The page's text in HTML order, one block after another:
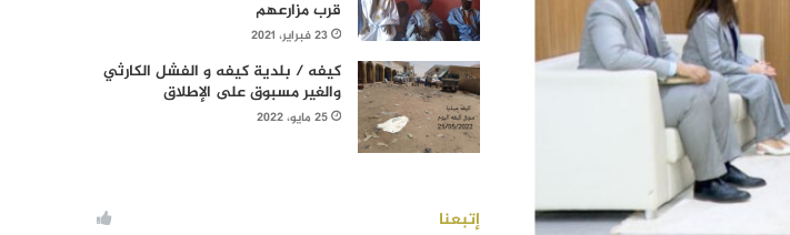
قرب مزارعهم
23 فبراير، 2021
كيفه / بلدية كيفه و الفشل الكارثي
والغير مسبوق على الإطلاق
25 مايو، 2022
إتبعنا